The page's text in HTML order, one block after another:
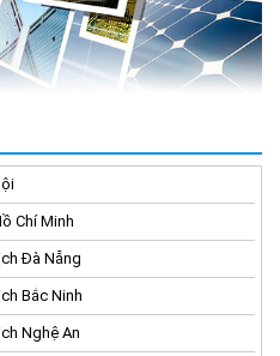
Chí Minh
Đà Nẵng
Bắc Ninh
Nghệ An